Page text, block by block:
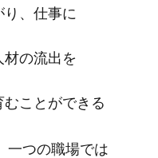
、​仕事に​
の​流出を​
ことができる
一つの​職場では​